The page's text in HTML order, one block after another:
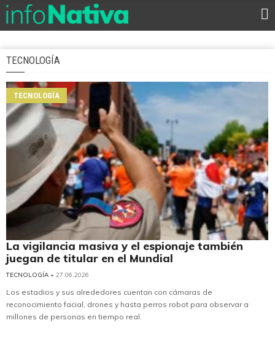
TECNOLOGÍA
TECNOLOGÍA
La vigilancia masiva y el espionaje también
juegan de titular en el Mundial
TECNOLOGÍA • 27.06.2026
Los estadios y sus alrededores cuentan con cámaras de
reconocimiento facial, drones y hasta perros robot para observar a
millones de personas en tiempo real.